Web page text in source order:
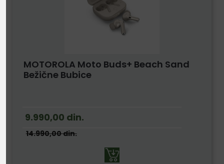
MOTOROLA Moto Buds+ Beach Sand
Bežične Bubice
9.990,00 din.
14.990,00din.